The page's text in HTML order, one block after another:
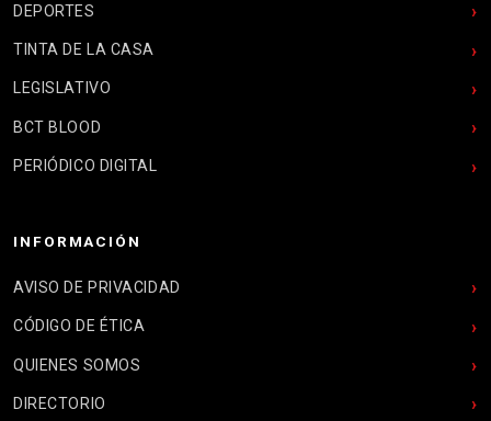
DEPORTES
TINTA DE LA CASA
LEGISLATIVO
BCT BLOOD
PERIÓDICO DIGITAL
INFORMACIÓN
AVISO DE PRIVACIDAD
CÓDIGO DE ÉTICA
QUIENES SOMOS
DIRECTORIO